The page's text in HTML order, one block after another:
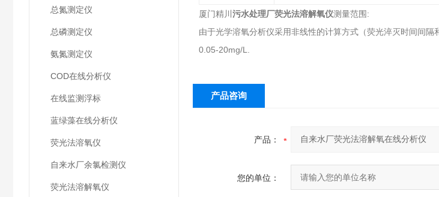
总氮测定仪
总磷测定仪
氨氮测定仪
COD在线分析仪
在线监测浮标
蓝绿藻在线分析仪
荧光法溶氧仪
自来水厂余氯检测仪
荧光法溶解氧仪
厦门精川 污水处理厂荧光法溶解氧仪测量范围:
由于光学溶氧分析仪采用非线性的计算方式（荧光淬灭时间间
0.05-20mg/L.
产品咨询
产品：
您的单位：